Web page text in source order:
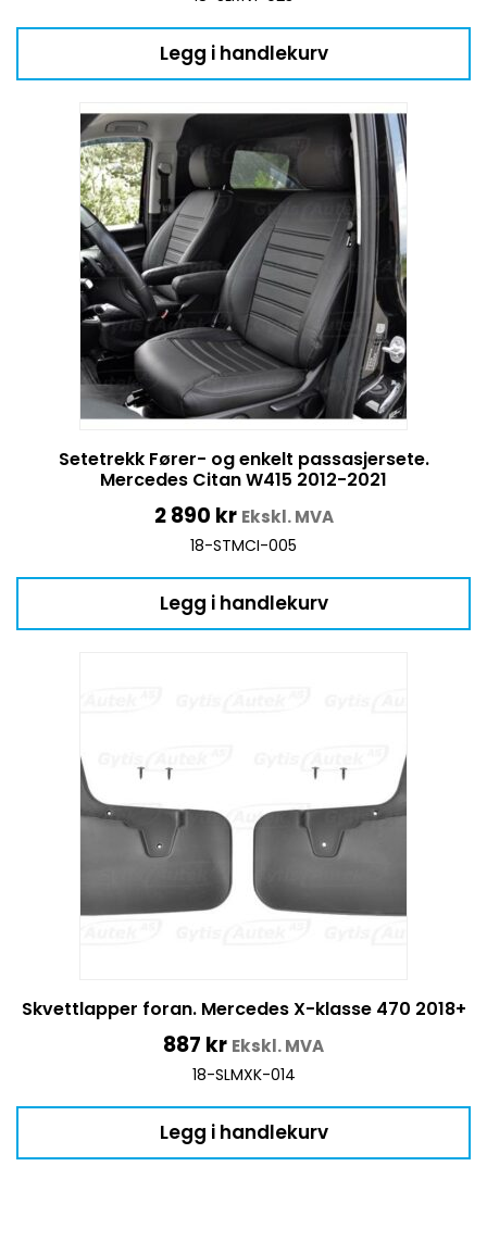
Legg i handlekurv
Setetrekk Fører- og enkelt passasjersete.
Mercedes Citan W415 2012-2021
2 890 kr Ekskl. MVA
18-STMCI-005
Legg i handlekurv
Skvettlapper foran. Mercedes X-klasse 470 2018+
887 kr Ekskl. MVA
18-SLMXK-014
Legg i handlekurv